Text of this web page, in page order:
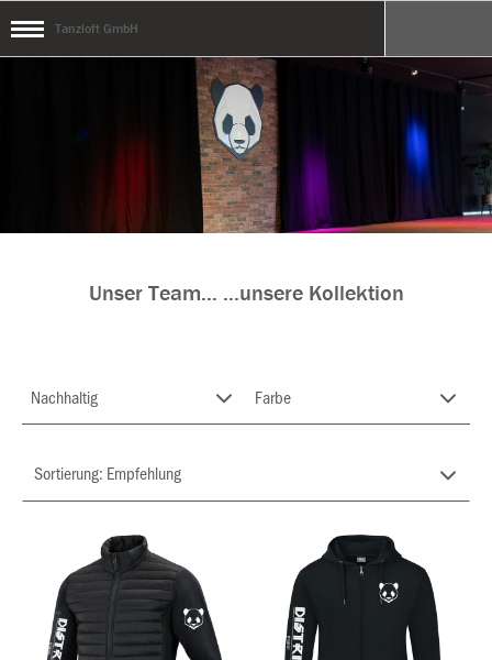
Tanzloft GmbH
Unser Team... ...unsere Kollektion
Nachhaltig Farbe